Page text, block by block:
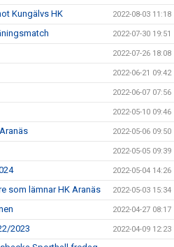
Kungälvs HK 2022-08-03 11:18
2022-07-30 19:51
2022-07-26 18:08
2022-06-21 09:42
2022-06-07 07:56
2022-05-10 09:46
2022-05-06 09:50
2022-05-05 09:39
2022-05-04 14:26
som lämnar HK Aranäs 2022-05-03 15:34
2022-04-27 08:17
2023 2022-04-09 12:23